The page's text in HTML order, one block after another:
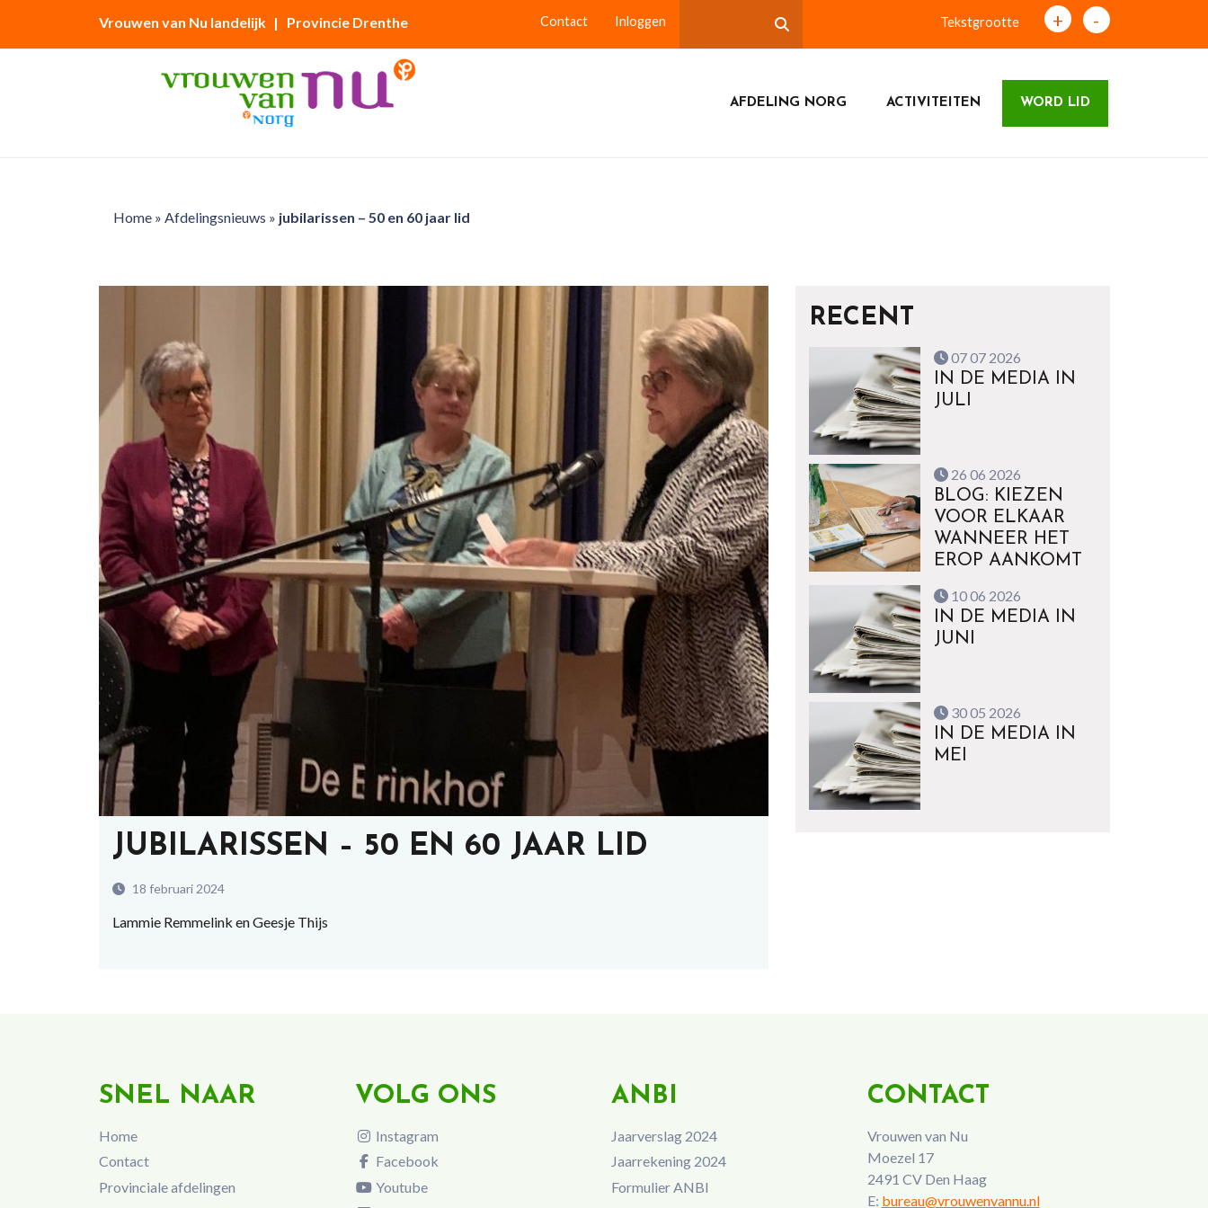
Vrouwen van Nu landelijk | Provincie Drenthe Contact Inloggen Tekstgrootte + -
AFDELING NORG ACTIVITEITEN WORD LID
Home» Afdelingsnieuws » jubilarissen – 50 en 60 jaar lid
JUBILARISSEN – 50 EN 60 JAAR LID
18 februari 2024
Lammie Remmelink en Geesje Thijs
RECENT
07 07 2026
IN DE MEDIA IN
JULI
26 06 2026
BLOG: KIEZEN
VOOR ELKAAR
WANNEER HET
EROP AANKOMT
10 06 2026
IN DE MEDIA IN
JUNI
30 05 2026
IN DE MEDIA IN
MEI
SNEL NAAR
Home
Contact
Provinciale afdelingen
VOLG ONS
Instagram
Facebook
Youtube
ANBI
Jaarverslag 2024
Jaarrekening 2024
Formulier ANBI
CONTACT
Vrouwen van Nu
Moezel 17
2491 CV Den Haag
E: bureau@vrouwenvannu.nl